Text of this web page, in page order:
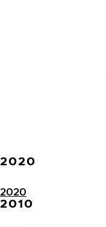
2020
2020
2010